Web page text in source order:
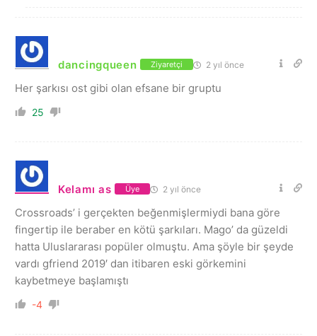
dancingqueen Ziyaretçi 2 yıl önce
Her şarkısı ost gibi olan efsane bir gruptu
25
Kelamı as Üye 2 yıl önce
Crossroads’ i gerçekten beğenmişlermiydi bana göre
fingertip ile beraber en kötü şarkıları. Mago’ da güzeldi
hatta Uluslararası popüler olmuştu. Ama şöyle bir şeyde
vardı gfriend 2019′ dan itibaren eski görkemini
kaybetmeye başlamıştı
-4